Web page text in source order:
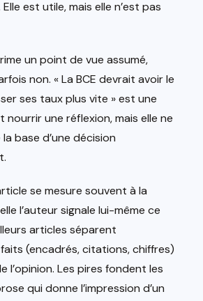
est utile, mais elle n’est pas
un point de vue assumé,
non. « La BCE devrait avoir le
ses taux plus vite » est une
nourrir une réflexion, mais elle ne
base d’une décision
se mesure souvent à la
l’auteur signale lui-même ce
articles séparent
(encadrés, citations, chiffres)
l’opinion. Les pires fondent les
qui donne l’impression d’un